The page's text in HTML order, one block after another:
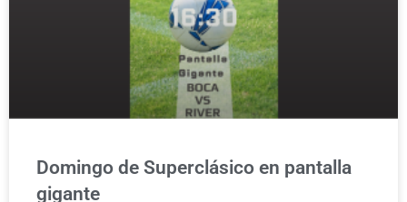
Domingo de Superclásico en pantalla
gigante